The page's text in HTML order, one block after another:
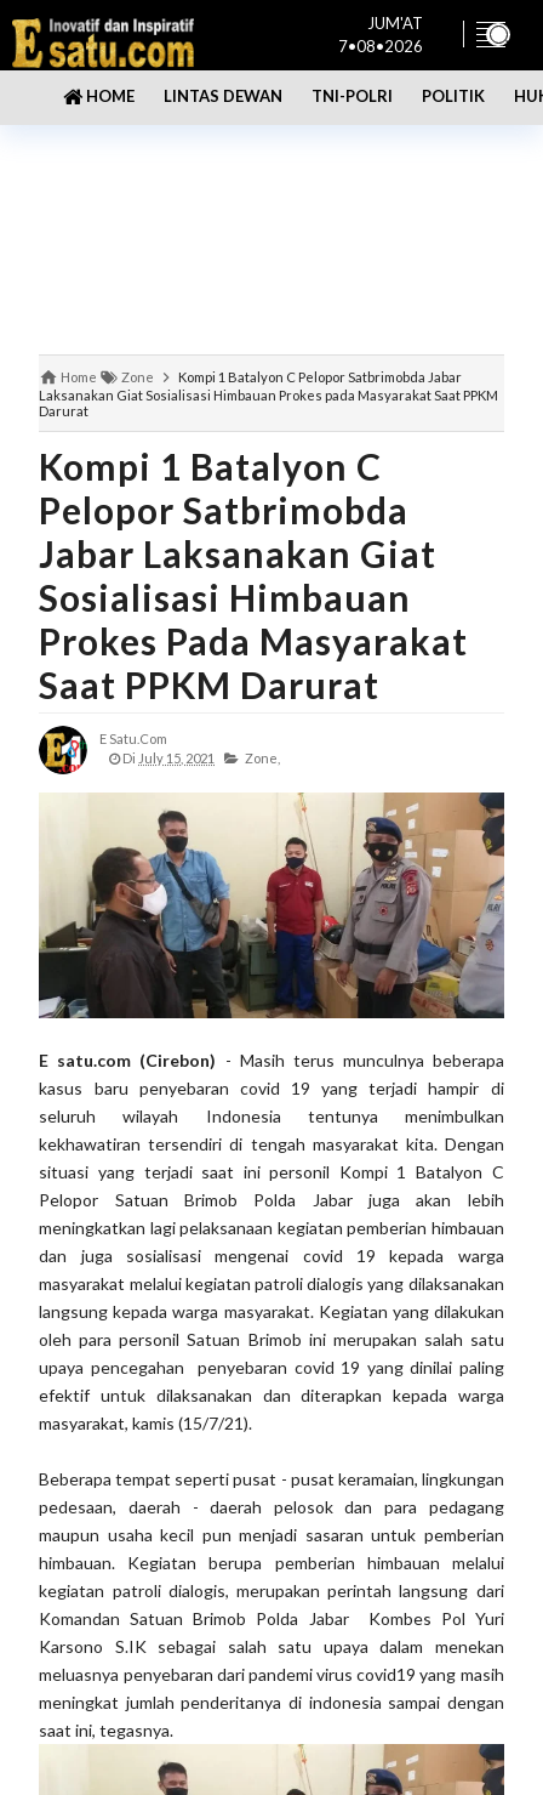
JUM'AT
7•08•2026
HOME LINTAS DEWAN TNI-POLRI POLITIK
Home Zone
Kompi 1 Batalyon C Pelopor Satbrimobda Jabar
Laksanakan Giat Sosialisasi Himbauan Prokes pada Masyarakat Saat PPKM
Darurat
Kompi 1 Batalyon C
Pelopor Satbrimobda
Jabar Laksanakan Giat
Sosialisasi Himbauan
Prokes Pada Masyarakat
Saat PPKM Darurat
E Satu.com
Di July 15, 2021 Zone,
E satu.com (Cirebon) - Masih terus munculnya beberapa
kasus baru penyebaran covid 19 yang terjadi hampir di
seluruh wilayah Indonesia tentunya menimbulkan
kekhawatiran tersendiri di tengah masyarakat kita. Dengan
situasi yang terjadi saat ini personil Kompi 1 Batalyon C
Pelopor Satuan Brimob Polda Jabar juga akan lebih
meningkatkan lagi pelaksanaan kegiatan pemberian himbauan
dan juga sosialisasi mengenai covid 19 kepada warga
masyarakat melalui kegiatan patroli dialogis yang dilaksanakan
langsung kepada warga masyarakat. Kegiatan yang dilakukan
oleh para personil Satuan Brimob ini merupakan salah satu
upaya pencegahan penyebaran covid 19 yang dinilai paling
efektif untuk dilaksanakan dan diterapkan kepada warga
masyarakat, kamis (15/7/21).
Beberapa tempat seperti pusat - pusat keramaian, lingkungan
pedesaan, daerah - daerah pelosok dan para pedagang
maupun usaha kecil pun menjadi sasaran untuk pemberian
himbauan. Kegiatan berupa pemberian himbauan melalui
kegiatan patroli dialogis, merupakan perintah langsung dari
Komandan Satuan Brimob Polda Jabar Kombes Pol Yuri
Karsono S.IK sebagai salah satu upaya dalam menekan
meluasnya penyebaran dari pandemi virus covid19 yang masih
meningkat jumlah penderitanya di indonesia sampai dengan
saat ini, tegasnya.